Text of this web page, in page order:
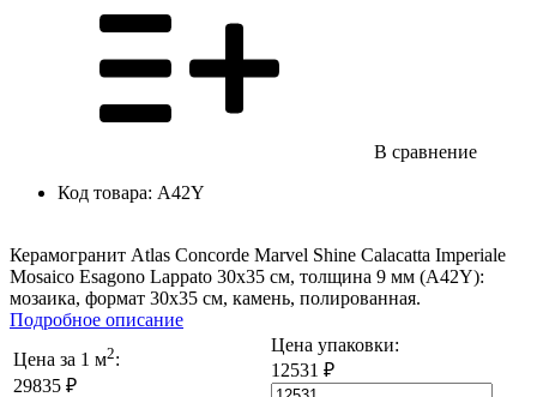
В сравнение
Код товара: A42Y
Керамогранит Atlas Concorde Marvel Shine Calacatta Imperiale
Mosaico Esagono Lappato 30x35 см, толщина 9 мм (A42Y):
мозаика, формат 30x35 см, камень, полированная.
Подробное описание
Цена за 1 м2:
29835 ₽
Цена упаковки:
12531 ₽